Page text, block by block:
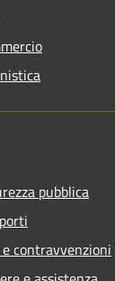
pubblica
contravvenzioni